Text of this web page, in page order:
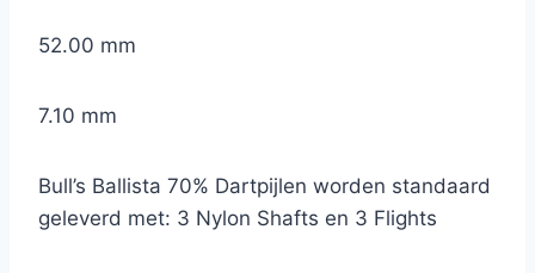
52.00 mm
7.10 mm
Bull’s Ballista 70% Dartpijlen worden standaard
geleverd met: 3 Nylon Shafts en 3 Flights